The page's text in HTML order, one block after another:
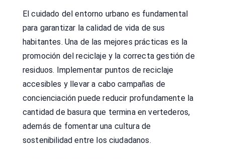
El cuidado del entorno urbano es fundamental
para garantizar la calidad de vida de sus
habitantes. Una de las mejores prácticas es la
promoción del reciclaje y la correcta gestión de
residuos. Implementar puntos de reciclaje
accesibles y llevar a cabo campañas de
concienciación puede reducir profundamente la
cantidad de basura que termina en vertederos,
además de fomentar una cultura de
sostenibilidad entre los ciudadanos.